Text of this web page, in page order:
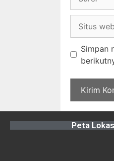
Simpan
Peta